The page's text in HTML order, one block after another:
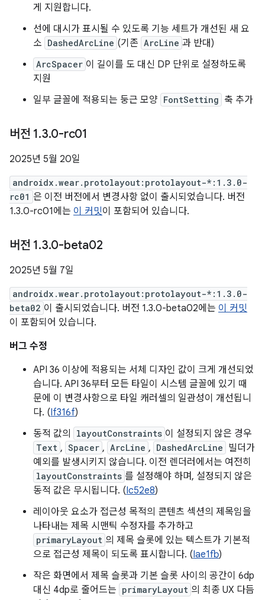
게 지원합니다.
선에 대시가 표시될 수 있도록 기능 세트가 개선된 새 요
소 DashedArcLine (기존 ArcLine 과 반대)
ArcSpacer 이 길이를 도 대신 DP 단위로 설정하도록
지원
일부 글꼴에 적용되는 둥근 모양 FontSetting 축 추가
버전 1.3.0-rc01
2025년 5월 20일
androidx.wear.protolayout:protolayout-*:1.3.0-
rc01 은 이전 버전에서 변경사항 없이 출시되었습니다. 버전
1.3.0-rc01에는 이 커밋이 포함되어 있습니다.
버전 1.3.0-beta02
2025년 5월 7일
androidx.wear.protolayout:protolayout-*:1.3.0-
beta02 이 출시되었습니다. 버전 1.3.0-beta02에는 이 커밋
이 포함되어 있습니다.
버그 수정
API 36 이상에 적용되는 서체 디자인 값이 크게 개선되었
습니다. API 36부터 모든 타일이 시스템 글꼴에 있기 때
문에 이 변경사항으로 타일 캐러셀의 일관성이 개선됩니
다. (If316f)
동적 값의
layoutConstraints 이 설정되지 않은 경우
Text , Spacer , ArcLine , DashedArcLine 빌더가
예외를 발생시키지 않습니다. 이전 렌더러에서는 여전히
layoutConstraints 를 설정해야 하며, 설정되지 않은
동적 값은 무시됩니다. (Ic52e8)
레이아웃 요소가 접근성 목적의 콘텐츠 섹션의 제목임을
나타내는 제목 시맨틱 수정자를 추가하고
primaryLayout 의 제목 슬롯에 있는 텍스트가 기본적
으로 접근성 제목이 되도록 표시합니다. (Iae1fb)
작은 화면에서 제목 슬롯과 기본 슬롯 사이의 공간이 6dp
대신 4dp로 줄어드는 primaryLayout 의 최종 UX 다듬